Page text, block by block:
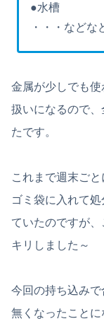
●水槽
・・・などな
金属が少しでも使
扱いになるので
たです。
これまで週末ご
ゴミ袋に入れて
ていたのですが
キリしました～
今回の持ち込み
無くなったことに